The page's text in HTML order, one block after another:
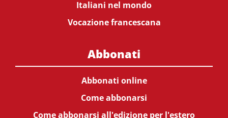
Italiani nel mondo
Vocazione francescana
Abbonati
Abbonati online
Come abbonarsi
Come abbonarsi all'edizione per l'estero